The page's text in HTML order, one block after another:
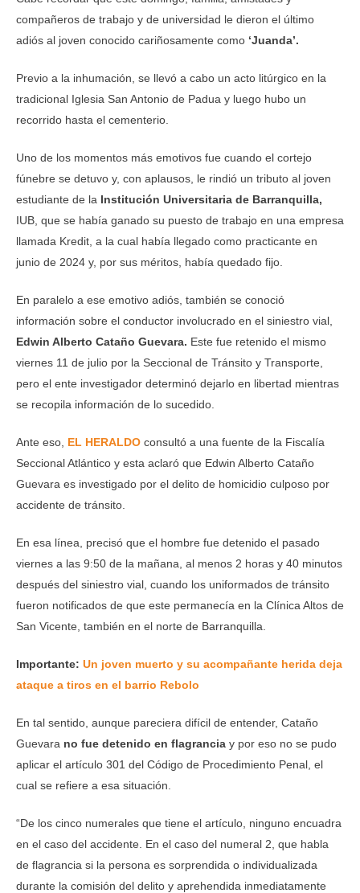
compañeros de trabajo y de universidad le dieron el último
adiós al joven conocido cariñosamente como ‘Juanda’.
Previo a la inhumación, se llevó a cabo un acto litúrgico en la
tradicional Iglesia San Antonio de Padua y luego hubo un
recorrido hasta el cementerio.
Uno de los momentos más emotivos fue cuando el cortejo
fúnebre se detuvo y, con aplausos, le rindió un tributo al joven
estudiante de la Institución Universitaria de Barranquilla,
IUB, que se había ganado su puesto de trabajo en una empresa
llamada Kredit, a la cual había llegado como practicante en
junio de 2024 y, por sus méritos, había quedado fijo.
En paralelo a ese emotivo adiós, también se conoció
información sobre el conductor involucrado en el siniestro vial,
Edwin Alberto Cataño Guevara. Este fue retenido el mismo
viernes 11 de julio por la Seccional de Tránsito y Transporte,
pero el ente investigador determinó dejarlo en libertad mientras
se recopila información de lo sucedido.
Ante eso, EL HERALDO consultó a una fuente de la Fiscalía
Seccional Atlántico y esta aclaró que Edwin Alberto Cataño
Guevara es investigado por el delito de homicidio culposo por
accidente de tránsito.
En esa línea, precisó que el hombre fue detenido el pasado
viernes a las 9:50 de la mañana, al menos 2 horas y 40 minutos
después del siniestro vial, cuando los uniformados de tránsito
fueron notificados de que este permanecía en la Clínica Altos de
San Vicente, también en el norte de Barranquilla.
Importante: Un joven muerto y su acompañante herida deja
ataque a tiros en el barrio Rebolo
En tal sentido, aunque pareciera difícil de entender, Cataño
Guevara no fue detenido en flagrancia y por eso no se pudo
aplicar el artículo 301 del Código de Procedimiento Penal, el
cual se refiere a esa situación.
“De los cinco numerales que tiene el artículo, ninguno encuadra
en el caso del accidente. En el caso del numeral 2, que habla
de flagrancia si la persona es sorprendida o individualizada
durante la comisión del delito y aprehendida inmediatamente